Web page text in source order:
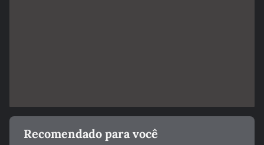
Recomendado para você